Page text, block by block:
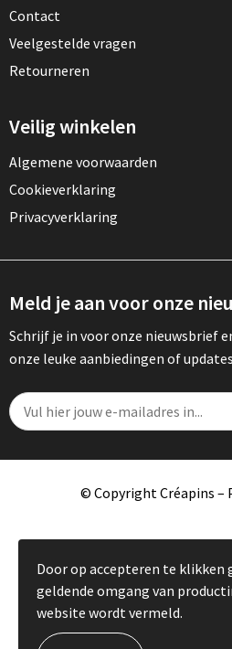
Contact
Veelgestelde vragen
Retourneren
Veilig winkelen
Algemene voorwaarden
Cookieverklaring
Privacyverklaring
Meld je aan voor onze
Schrijf je in voor onze nieuwsbrief
onze leuke aanbiedingen of
© Copyright Créapins –
Door op accepteren te klikken
geldende omgang van
website wordt vermeld.